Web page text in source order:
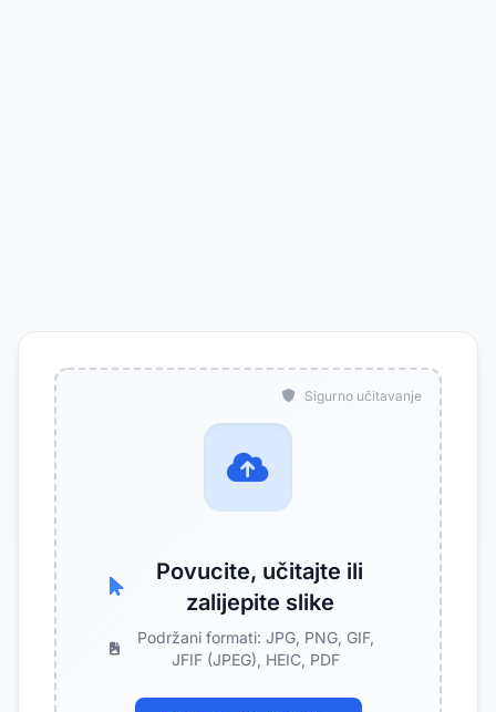
Sigurno učitavanje
Povucite, učitajte ili
zalijepite slike
Podržani formati: JPG, PNG, GIF,
JFIF (JPEG), HEIC, PDF